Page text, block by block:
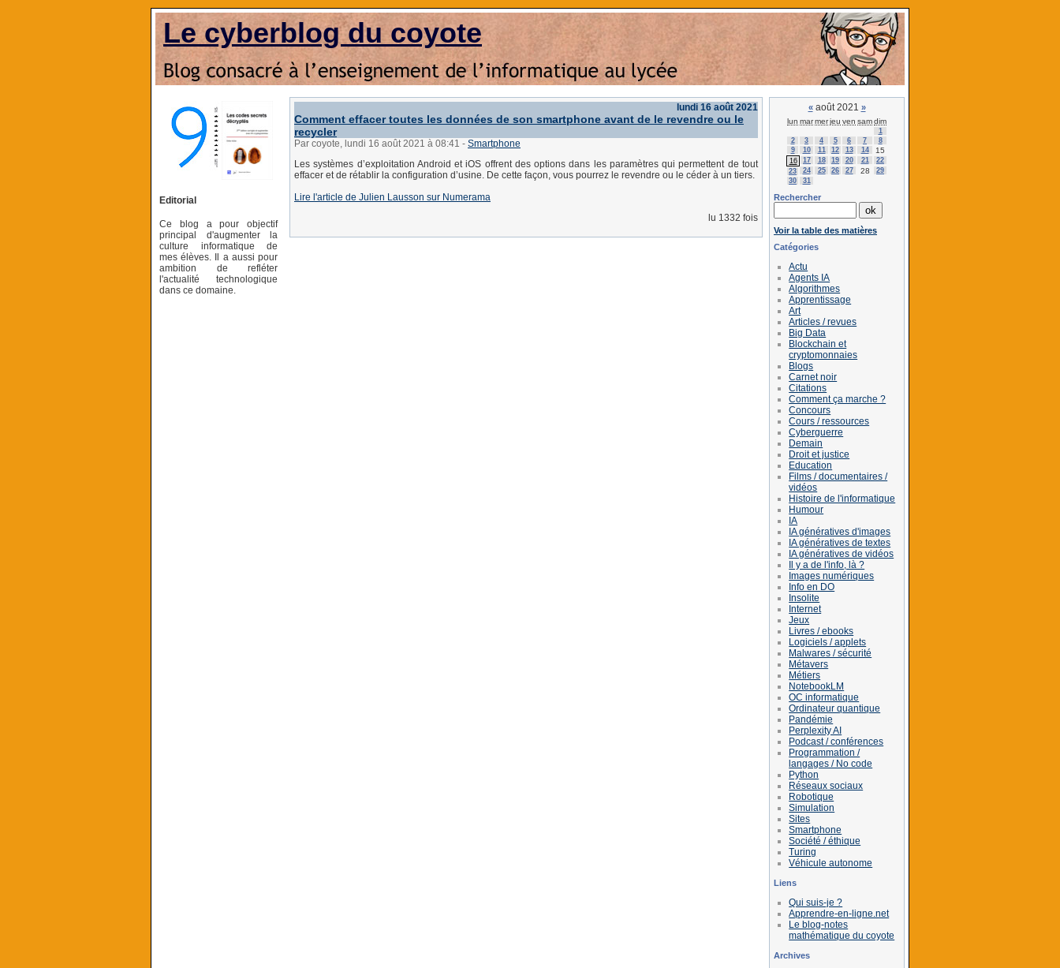
Le cyberblog du coyote
Editorial
Ce blog a pour objectif
principal d'augmenter la
culture informatique de
mes élèves. Il a aussi pour
ambition de refléter
l'actualité technologique
dans ce domaine.
lundi 16 août 2021
Comment effacer toutes les données de son smartphone avant de le revendre ou le
recycler
Par coyote, lundi 16 août 2021 à 08:41 - Smartphone
Les systèmes d’exploitation Android et iOS offrent des options dans les paramètres qui permettent de tout
effacer et de rétablir la configuration d’usine. De cette façon, vous pourrez le revendre ou le céder à un tiers.
Lire l'article de Julien Lausson sur Numerama
lu 1332 fois
«août 2021 »
lun marmerjeu ven samdim
1
2
3 4 5 6 7
8
9
10 11 12 13 14 15
16 17 18 19 20 21
22
23
24 25 26 27 28
29
30
31
Rechercher
Voir la table des matières
Catégories
Actu
Agents IA
Algorithmes
Apprentissage
Art
Articles / revues
Big Data
Blockchain et
cryptomonnaies
Blogs
Carnet noir
Citations
Comment ça marche ?
Concours
Cours / ressources
Cyberguerre
Demain
Droit et justice
Education
Films / documentaires /
vidéos
Histoire de l'informatique
Humour
IA
IA génératives d'images
IA génératives de textes
IA génératives de vidéos
Il y a de l'info, là ?
Images numériques
Info en DO
Insolite
Internet
Jeux
Livres / ebooks
Logiciels / applets
Malwares / sécurité
Métavers
Métiers
NotebookLM
OC informatique
Ordinateur quantique
Pandémie
Perplexity AI
Podcast / conférences
Programmation /
langages / No code
Python
Réseaux sociaux
Robotique
Simulation
Sites
Smartphone
Société / éthique
Turing
Véhicule autonome
Liens
Qui suis-je ?
Apprendre-en-ligne.net
Le blog-notes
mathématique du coyote
Archives